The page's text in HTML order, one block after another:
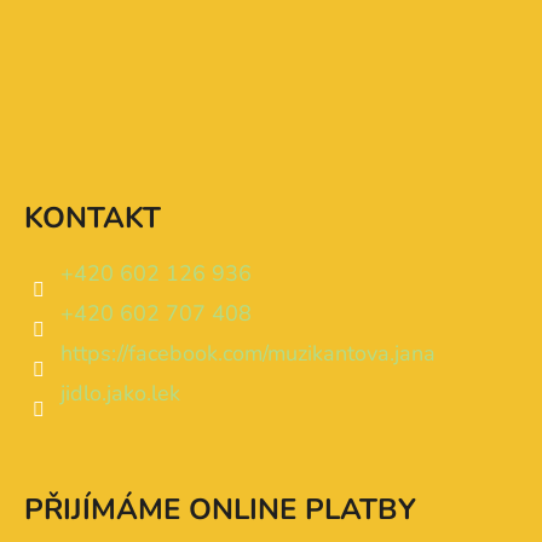
KONTAKT
+420 602 126 936
+420 602 707 408
https://facebook.com/muzikantova.jana
jidlo.jako.lek
PŘIJÍMÁME ONLINE PLATBY